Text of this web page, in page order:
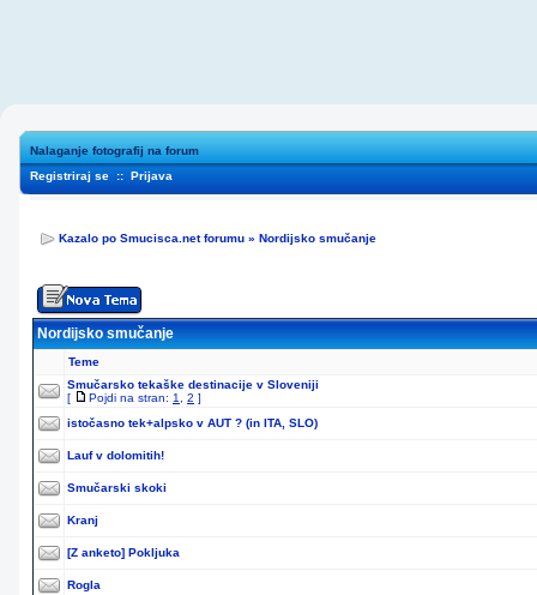
Nalaganje fotografij na forum
Registriraj se :: Prijava
Kazalo po Smucisca.net forumu » Nordijsko smučanje
Nordijsko smučanje
Teme
Smučarsko tekaške destinacije v Sloveniji
[
Pojdi na stran: 1 2 ]
istočasno tek+alpsko v AUT ? (in ITA, SLO)
Lauf v dolomitih!
Smučarski skoki
Kranj
[Z anketo] Pokljuka
Rogla